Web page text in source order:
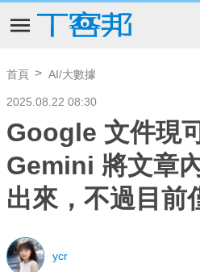
首頁 AI/大數據
2025.08.22 08:30
Google 文件現
Gemini 將文章
出來，不過目前
ycr